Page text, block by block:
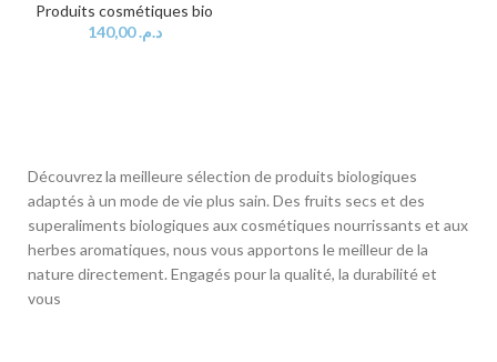
Produits cosmétiques bio
د.م.140,00
Découvrez la meilleure sélection de produits biologiques
adaptés à un mode de vie plus sain. Des fruits secs et des
superaliments biologiques aux cosmétiques nourrissants et aux
herbes aromatiques, nous vous apportons le meilleur de la
nature directement. Engagés pour la qualité, la durabilité et
vous